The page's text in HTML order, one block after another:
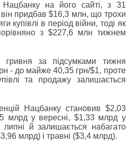
Нацбанку на його сайті, з 31
придбав $16,3 млн, що трохи
купівлі в період війни, тоді як
з $227,6 млн тижнем
гривня за підсумками тижня
- до майже 40,35 грн/$1, проте
та продажу залишається
Нацбанку становив $2,03
млрд у вересні, $1,33 млрд у
й залишається набагато
млрд) і травні ($3,4 млрд).